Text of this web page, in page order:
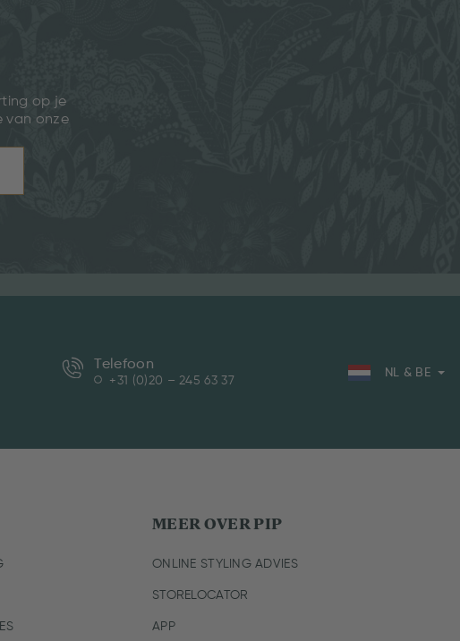
op je
van onze
Telefoon
+31 (0)20 – 245 63 37
NL & BE
MEER OVER PIP
ONLINE STYLING ADVIES
STORELOCATOR
APP